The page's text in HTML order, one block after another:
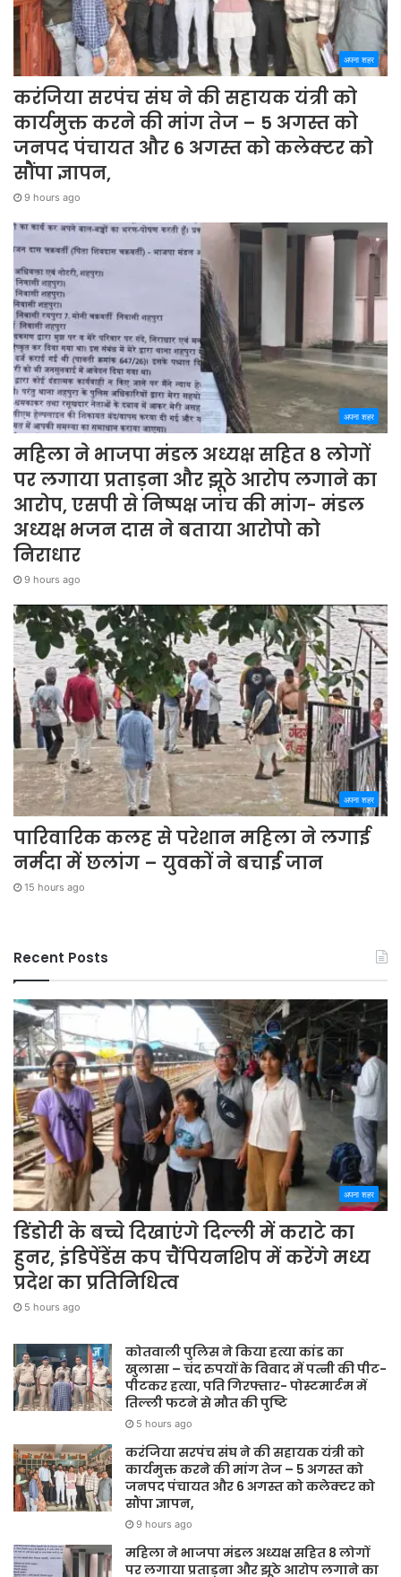
अपना शहर
करंजिया सरपंच संघ ने की सहायक यंत्री को
कार्यमुक्त करने की मांग तेज – 5 अगस्त को
जनपद पंचायत और 6 अगस्त को कलेक्टर को
सौंपा ज्ञापन,
9 hours ago
अपना शहर
महिला ने भाजपा मंडल अध्यक्ष सहित 8 लोगों
पर लगाया प्रताड़ना और झूठे आरोप लगाने का
आरोप, एसपी से निष्पक्ष जांच की मांग- मंडल
अध्यक्ष भजन दास ने बताया आरोपो को
निराधार
9 hours ago
अपना शहर
पारिवारिक कलह से परेशान महिला ने लगाई
नर्मदा में छलांग – युवकों ने बचाई जान
15 hours ago
Recent Posts
अपना शहर
डिंडोरी के बच्चे दिखाएंगे दिल्ली में कराटे का
हुनर, इंडिपेंडेंस कप चैंपियनशिप में करेंगे मध्य
प्रदेश का प्रतिनिधित्व
5 hours ago
कोतवाली पुलिस ने किया हत्या कांड का
खुलासा – चंद रुपयों के विवाद में पत्नी की पीट-
पीटकर हत्या, पति गिरफ्तार- पोस्टमार्टम में
तिल्ली फटने से मौत की पुष्टि
5 hours ago
करंजिया सरपंच संघ ने की सहायक यंत्री को
कार्यमुक्त करने की मांग तेज – 5 अगस्त को
जनपद पंचायत और 6 अगस्त को कलेक्टर को
सौंपा ज्ञापन,
9 hours ago
महिला ने भाजपा मंडल अध्यक्ष सहित 8 लोगों
पर लगाया प्रताड़ना और झूठे आरोप लगाने का